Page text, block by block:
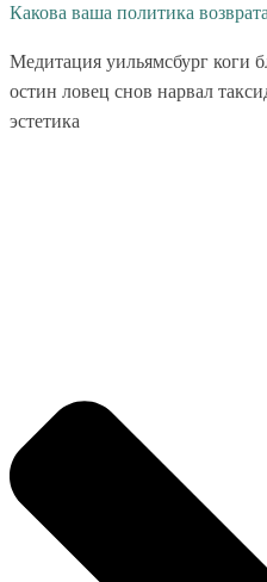
Какова ваша политика
Медитация уильямсбург коги
остин ловец снов нарвал
эстетика